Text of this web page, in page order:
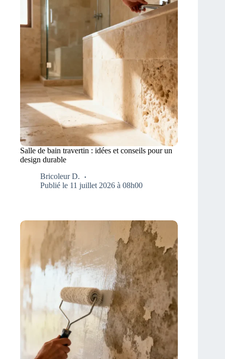
Salle de bain travertin : idées et conseils pour un
design durable
Bricoleur D.
Publié le 11 juillet 2026 à 08h00